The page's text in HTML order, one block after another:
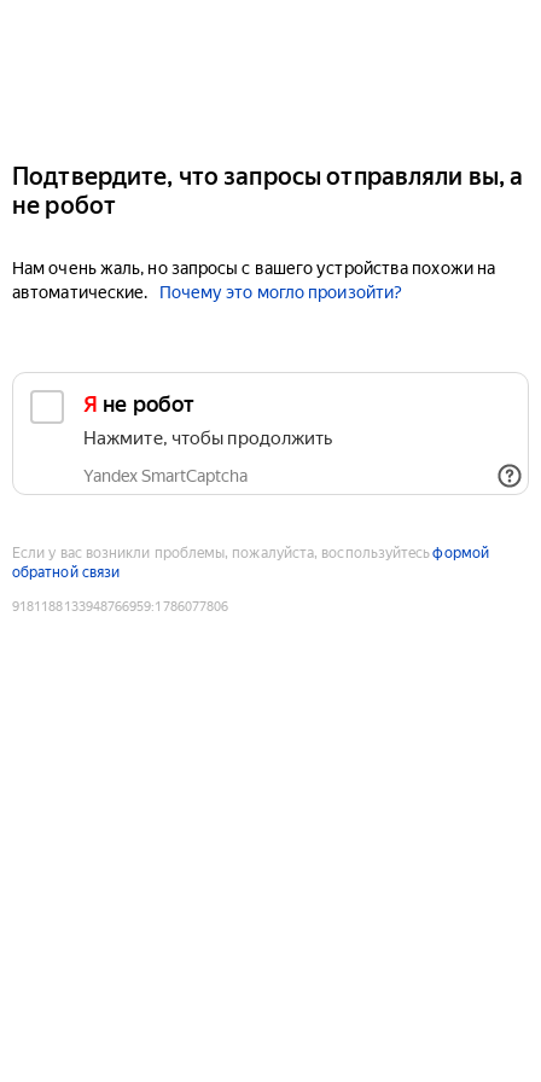
Подтвердите, что запросы отправляли вы, а
не робот
Нам очень жаль, но запросы с вашего устройства похожи на
автоматические.
Почему это могло произойти?
Я не робот
Нажмите, чтобы продолжить
Yandex SmartCaptcha
Если у вас возникли проблемы, пожалуйста, воспользуйтесьформой
обратной связи
9181188133948766959:1786077806